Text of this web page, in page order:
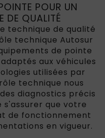
POUR UN
DE QUALITÉ
technique de qualité
technique Autosur
de pointe
aux véhicules
utilisées par
technique nous
diagnostics précis
que votre
de fonctionnement
en vigueur.